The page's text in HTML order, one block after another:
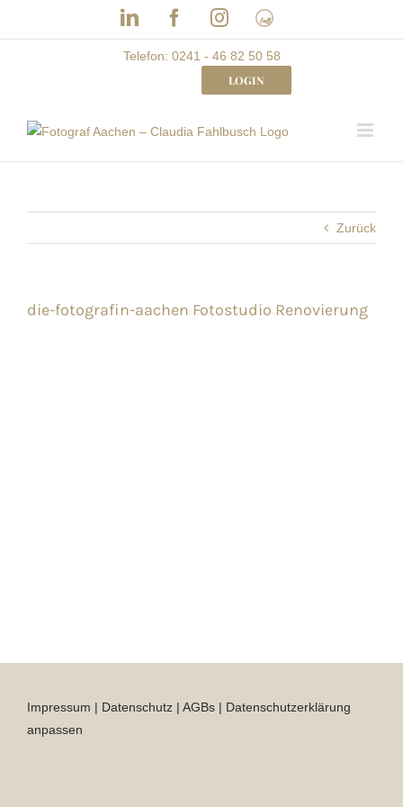
LinkedInFacebookInstagram
Frau
mit
Bizz
Telefon: 0241 - 46 82 50 58
LOGIN
Zurück
die-fotografin-aachen Fotostudio Renovierung
Impressum | Datenschutz | AGBs | Datenschutzerklärung
anpassen